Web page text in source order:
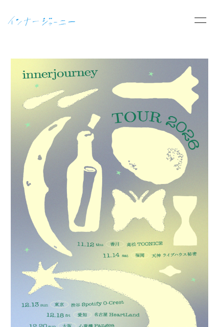
SCHEDULE PROFILE
VIDEO GOODS
DISCOGRAPHY
無料会員登録 ログイン